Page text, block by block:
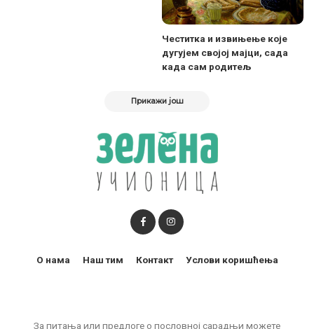
Честитка и извињење које
дугујем својој мајци, сада
када сам родитељ
Прикажи још
За питања или предлоге о пословној сарадњи можете
О нама Наш тим Контакт Услови коришћења